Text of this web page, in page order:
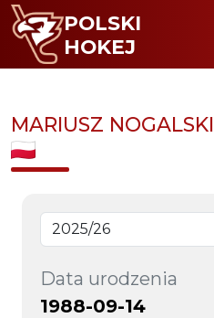
POLSKI
HOKEJ
MARIUSZ NOGALSKI
Data urodzenia
1988-09-14